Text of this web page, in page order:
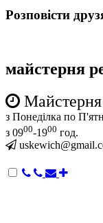
Розповісти
майстерня
з Понеділка по
з 0900-1900 год.